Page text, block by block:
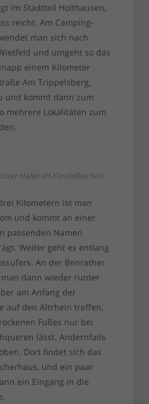
im Stadtteil Holthausen,
reicht. Am Camping-
man sich nach
und umgeht so das
einem Kilometer
Am Trippelsberg,
und kommt dann zum
mehrere Lokalitäten zum
Hafen (H.Kendelbacher)
Kilometern ist man
und kommt an einer
passenden Namen
Weiter geht es entlang
An der Benrather
dann wieder runter
am Anfang der
auf den Altrhein treffen,
Fußes nur bei
lässt. Andernfalls
Dort findet sich das
und ein paar
ein Eingang in die